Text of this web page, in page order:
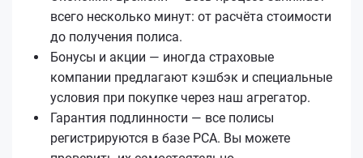
всего несколько минут: от расчёта стоимости
до получения полиса.
Бонусы и акции — иногда страховые
компании предлагают кэшбэк и специальные
условия при покупке через наш агрегатор.
Гарантия подлинности — все полисы
регистрируются в базе РСА. Вы можете